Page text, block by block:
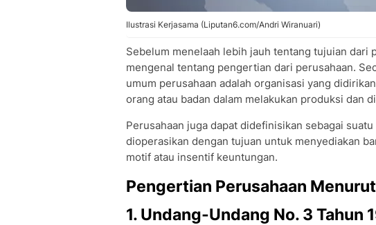
Ilustrasi Kerjasama (Liputan6.com/Andri Wiranuari)
Sebelum menelaah lebih jauh tentang tujuian dari
mengenal tentang pengertian dari perusahaan.
umum perusahaan adalah organisasi yang
orang atau badan dalam melakukan produksi dan
Perusahaan juga dapat didefinisikan sebagai
dioperasikan dengan tujuan untuk menyediakan
motif atau insentif keuntungan.
Pengertian Perusahaan
1. Undang-Undang No. 3 Tahun